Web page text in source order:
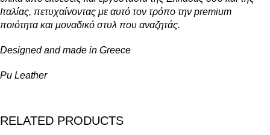
Ιταλίας, πετυχαίνοντας με αυτό τον τρόπο την premium
ποιότητα και μοναδικό στυλ που αναζητάς.
Designed and made in Greece
Pu Leather
RELATED PRODUCTS